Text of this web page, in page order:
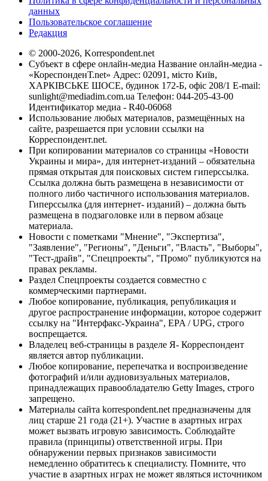
данных
Пользовательское соглашение
Редакция
© 2000-2026, Korrespondent.net
Субъект в сфере онлайн-медиа Название онлайн-медиа -
«КореспонденТ.net» Адрес: 02091, місто Київ,
ХАРКІВСЬКЕ ШОСЕ, будинок 172-Б, офіс 208/1 E-mail:
sunlight@mediadim.com.ua Телефон: 044-205-43-00
Идентификатор медиа - R40-06068
Использование любых материалов, размещённых на
сайте, разрешается при условии ссылки на
Корреспондент.net.
При копировании материалов со страницы «Новости
Украины и мира», для интернет-изданий – обязательна
прямая открытая для поисковых систем гиперссылка.
Ссылка должна быть размещена в независимости от
полного либо частичного использования материалов.
Гиперссылка (для интернет- изданий) – должна быть
размещена в подзаголовке или в первом абзаце
материала.
Новости с пометками "Мнение", "Экспертиза",
"Заявление", "Регионы", "Деньги", "Власть", "Выборы",
"Тест-драйв", "Спецпроекты", "Промо" публикуются на
правах рекламы.
Раздел Спецпроекты создается совместно с
коммерческими партнерами.
Любое копирование, публикация, републикация и
другое распространение информации, которое содержит
ссылку на "Интерфакс-Украина", EPA / UPG, строго
воспрещается.
Владелец веб-страницы в разделе Я- Корреспондент
является автор публикации.
Любое копирование, перепечатка и воспроизведение
фотографий и/или аудиовизуальных материалов,
принадлежащих правообладателю Getty Images, строго
запрещено.
Материалы сайта korrespondent.net предназначены для
лиц старше 21 года (21+). Участие в азартных играх
может вызвать игровую зависимость. Соблюдайте
правила (принципы) ответственной игры. При
обнаружении первых признаков зависимости
немедленно обратитесь к специалисту. Помните, что
участие в азартных играх не может являться источником